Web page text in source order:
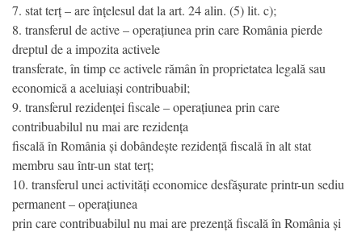
7. stat terț – are înțelesul dat la art. 24 alin. (5) lit. c);
8. transferul de active – operațiunea prin care România pierde
dreptul de a impozita activele
transferate, în timp ce activele rămân în proprietatea legală sau
economică a aceluiași contribuabil;
9. transferul rezidenței fiscale – operațiunea prin care
contribuabilul nu mai are rezidența
fiscală în România și dobândește rezidență fiscală în alt stat
membru sau într-un stat terț;
10. transferul unei activități economice desfășurate printr-un sediu
permanent – operațiunea
prin care contribuabilul nu mai are prezență fiscală în România și